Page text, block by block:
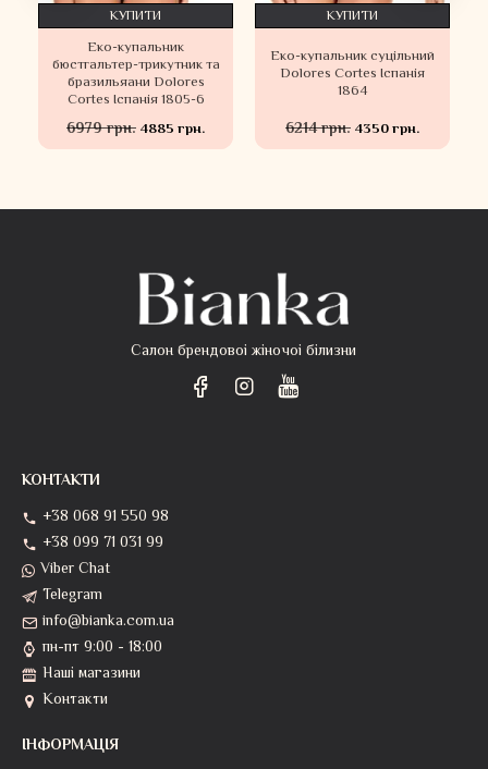
Еко-купальник
бюстгальтер-трикутник та
бразильяани Dolores
Cortes Іспанія 1805-6
6979 грн. 4885 грн.
КУПИТИ
Еко-купальник суцільний
Dolores Cortes Іспанія
1864
6214 грн. 4350 грн.
КУПИТИ
Салон брендовоі жіночоі білизни
КОНТАКТИ
+38 068 91 550 98
+38 099 71 031 99
Viber Chat
Telegram
info@bianka.com.ua
пн-пт 9:00 - 18:00
Наші магазини
Контакти
ІНФОРМАЦІЯ